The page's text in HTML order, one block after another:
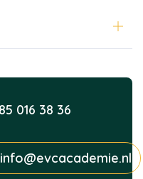
016 38 36
info@evcacademie.nl